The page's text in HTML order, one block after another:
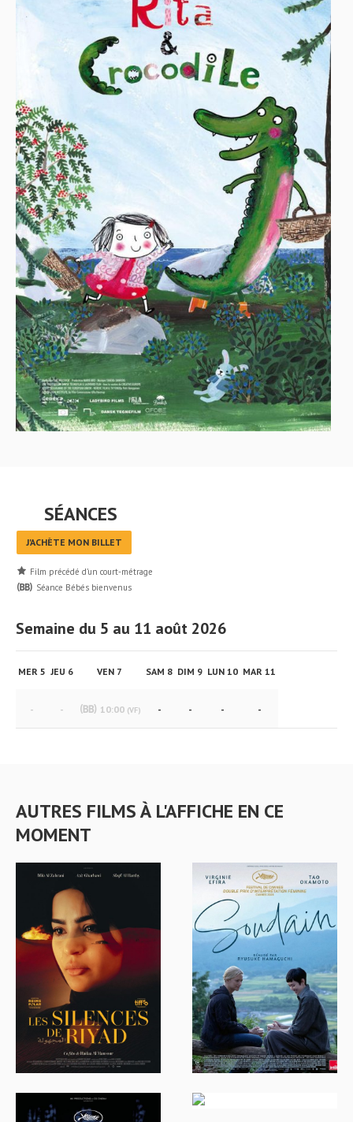
SÉANCES
J'ACHÈTE MON BILLET
Film précédé d’un court-métrage
Séance Bébés bienvenus
Semaine du 5 au 11 août 2026
MER 5 JEU 6 VEN 7 SAM 8 DIM 9 LUN 10 MAR 11
- - 10:00(VF) - - - -
AUTRES FILMS À L'AFFICHE EN CE
MOMENT